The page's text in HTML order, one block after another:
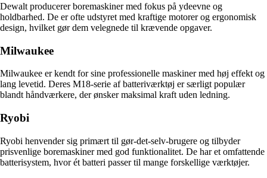
Dewalt producerer boremaskiner med fokus på ydeevne og
holdbarhed. De er ofte udstyret med kraftige motorer og ergonomisk
design, hvilket gør dem velegnede til krævende opgaver.
Milwaukee
Milwaukee er kendt for sine professionelle maskiner med høj effekt og
lang levetid. Deres M18-serie af batteriværktøj er særligt populær
blandt håndværkere, der ønsker maksimal kraft uden ledning.
Ryobi
Ryobi henvender sig primært til gør-det-selv-brugere og tilbyder
prisvenlige boremaskiner med god funktionalitet. De har et omfattende
batterisystem, hvor ét batteri passer til mange forskellige værktøjer.